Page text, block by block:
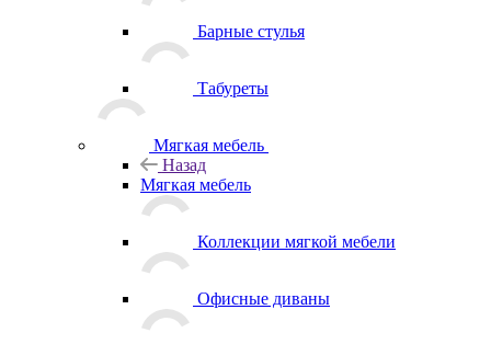
Барные стулья
Табуреты
Мягкая мебель
Назад
Мягкая мебель
Коллекции мягкой мебели
Офисные диваны